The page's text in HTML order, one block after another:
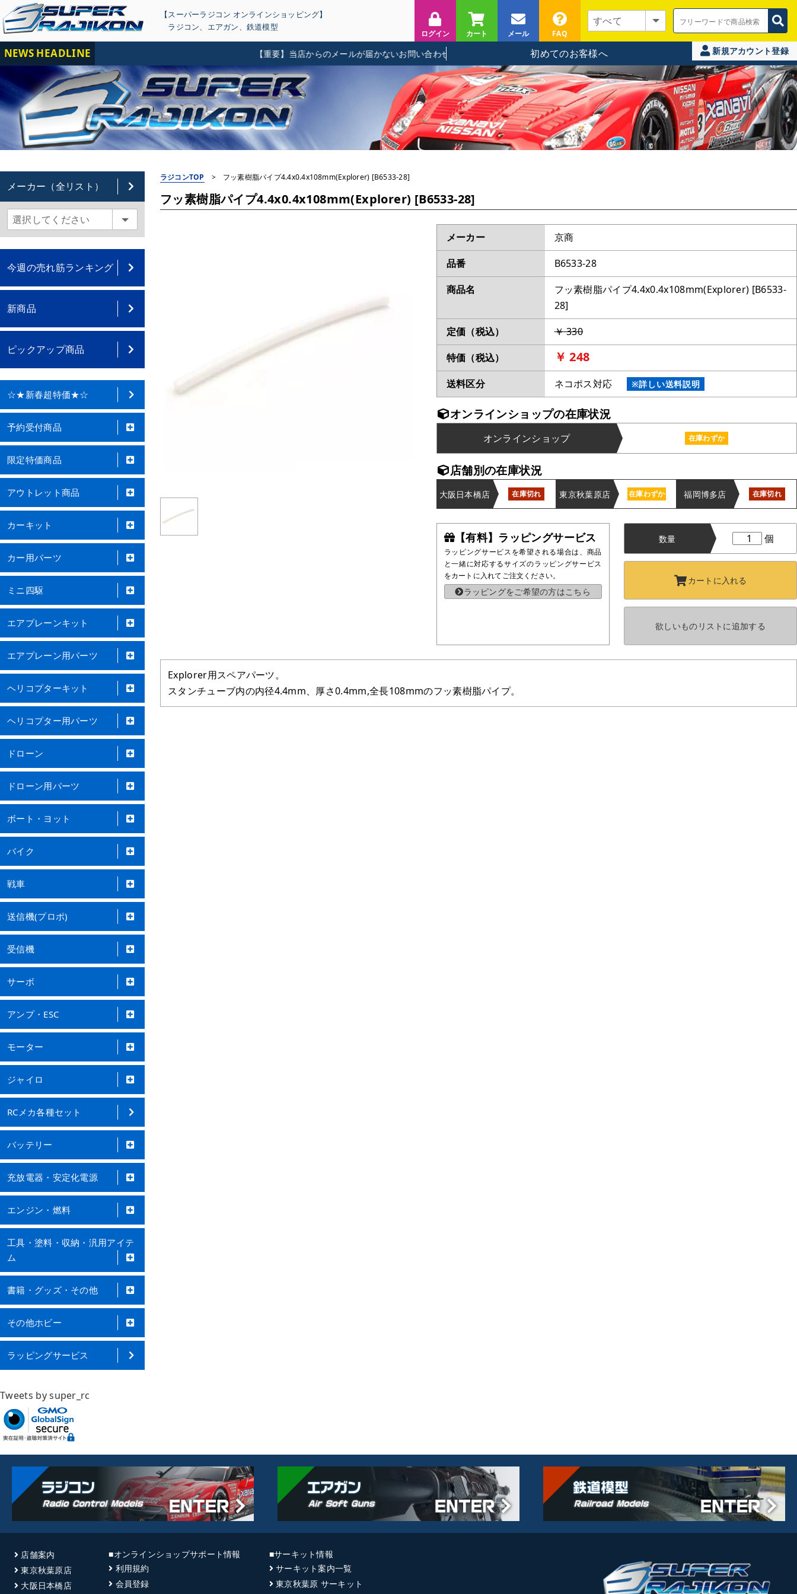
【スーパーラジコン オンラインショッピング】
ラジコン、 エアガン、 鉄道模型
ログイン カート メール FAQ
NEWS HEADLINE 【重要】当店からのメールが届かないお問い合わせに関して 初めてのお客様へ 新規アカウント登録
メーカー（全リスト）
今週の売れ筋ランキング
新商品
ピックアップ商品
☆★新春超特価★☆
予約受付商品
限定特価商品
アウトレット商品
カーキット
カー用パーツ
ミニ四駆
エアプレーンキット
エアプレーン用パーツ
ヘリコプターキット
ヘリコプター用パーツ
ドローン
ドローン用パーツ
ボート・ヨット
バイク
戦車
送信機(プロポ)
受信機
サーボ
アンプ・ESC
モーター
ジャイロ
RCメカ各種セット
バッテリー
充放電器・安定化電源
エンジン・燃料
工具・塗料・収納・汎用アイテ
ム
書籍・グッズ・その他
その他ホビー
ラッピングサービス
Tweets by super_rc
ラジコンTOP > フッ素樹脂パイプ4.4x0.4x108mm(Explorer) [B6533-28]
フッ素樹脂パイプ4.4x0.4x108mm(Explorer) [B6533-28]
メーカー
京商
品番
B6533-28
商品名
フッ素樹脂パイプ4.4x0.4x108mm(Explorer) [B6533-
28]
定価（税込）
￥ 330
特価（税込）
￥ 248
送料区分 ネコポス対応 ※詳しい送料説明
オンラインショップの在庫状況
オンラインショップ 在庫わずか
店舗別の在庫状況
大阪日本橋店 在庫切れ 東京秋葉原店 在庫わずか 福岡博多店 在庫切れ
【有料】ラッピングサービス
ラッピングサービスを希望される場合は、商品
と一緒に対応するサイズのラッピングサービス
をカートに入れてご注文ください。
ラッピングをご希望の方はこちら
数量 個
カートに入れる
欲しいものリストに追加する
Explorer用スペアパーツ。
スタンチューブ内の内径4.4mm、厚さ0.4mm,全長108mmのフッ素樹脂パイプ。
店舗案内
東京秋葉原店
大阪日本橋店
■オンラインショップサポート情報
利用規約
会員登録
■サーキット情報
サーキット案内一覧
東京秋葉原 サーキット